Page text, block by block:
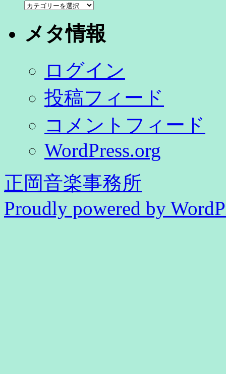
カ
リ
メタ情報
ログイン
投稿フィード
コメントフィード
WordPress.org
正岡音楽事務所
Proudly powered by